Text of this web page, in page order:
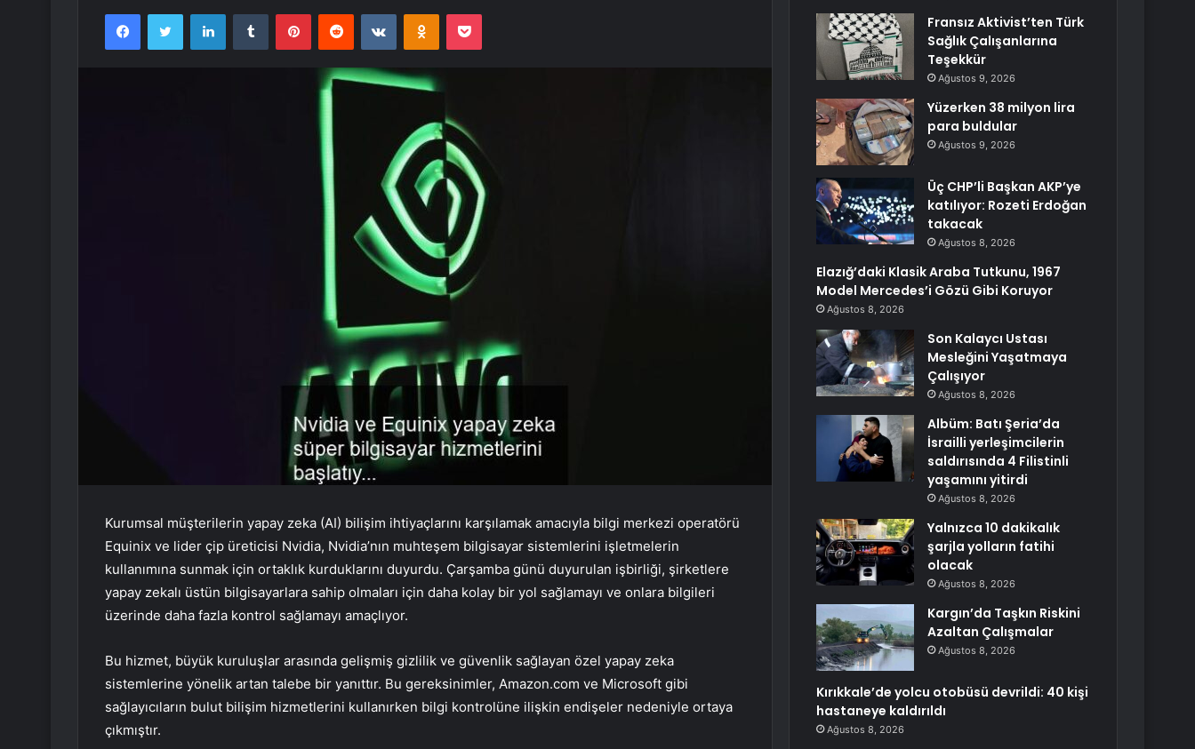
FacebookTwitter LinkedInTumblr PinterestReddit VKontakteOdnoklassniki
Pocket
Kurumsal müşterilerin yapay zeka (AI) bilişim ihtiyaçlarını karşılamak amacıyla bilgi merkezi operatörü
Equinix ve lider çip üreticisi Nvidia, Nvidia’nın muhteşem bilgisayar sistemlerini işletmelerin
kullanımına sunmak için ortaklık kurduklarını duyurdu. Çarşamba günü duyurulan işbirliği, şirketlere
yapay zekalı üstün bilgisayarlara sahip olmaları için daha kolay bir yol sağlamayı ve onlara bilgileri
üzerinde daha fazla kontrol sağlamayı amaçlıyor.
Bu hizmet, büyük kuruluşlar arasında gelişmiş gizlilik ve güvenlik sağlayan özel yapay zeka
sistemlerine yönelik artan talebe bir yanıttır. Bu gereksinimler, Amazon.com ve Microsoft gibi
sağlayıcıların bulut bilişim hizmetlerini kullanırken bilgi kontrolüne ilişkin endişeler nedeniyle ortaya
çıkmıştır.
Fransız Aktivist’ten Türk
Sağlık Çalışanlarına
Teşekkür
Ağustos 9, 2026
Yüzerken 38 milyon lira
para buldular
Ağustos 9, 2026
Üç CHP’li Başkan AKP’ye
katılıyor: Rozeti Erdoğan
takacak
Ağustos 8, 2026
Elazığ’daki Klasik Araba Tutkunu, 1967
Model Mercedes’i Gözü Gibi Koruyor
Ağustos 8, 2026
Son Kalaycı Ustası
Mesleğini Yaşatmaya
Çalışıyor
Ağustos 8, 2026
Albüm: Batı Şeria’da
İsrailli yerleşimcilerin
saldırısında 4 Filistinli
yaşamını yitirdi
Ağustos 8, 2026
Yalnızca 10 dakikalık
şarjla yolların fatihi
olacak
Ağustos 8, 2026
Kargın’da Taşkın Riskini
Azaltan Çalışmalar
Ağustos 8, 2026
Kırıkkale’de yolcu otobüsü devrildi: 40 kişi
hastaneye kaldırıldı
Ağustos 8, 2026